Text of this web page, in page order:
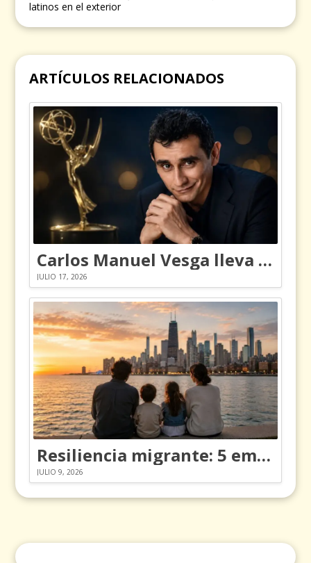
latinos en el exterior
ARTÍCULOS RELACIONADOS
Carlos Manuel Vesga lleva el nombre de Colombia a los Emmy
JULIO 17, 2026
Resiliencia migrante: 5 emociones y cómo gestionarlas
JULIO 9, 2026